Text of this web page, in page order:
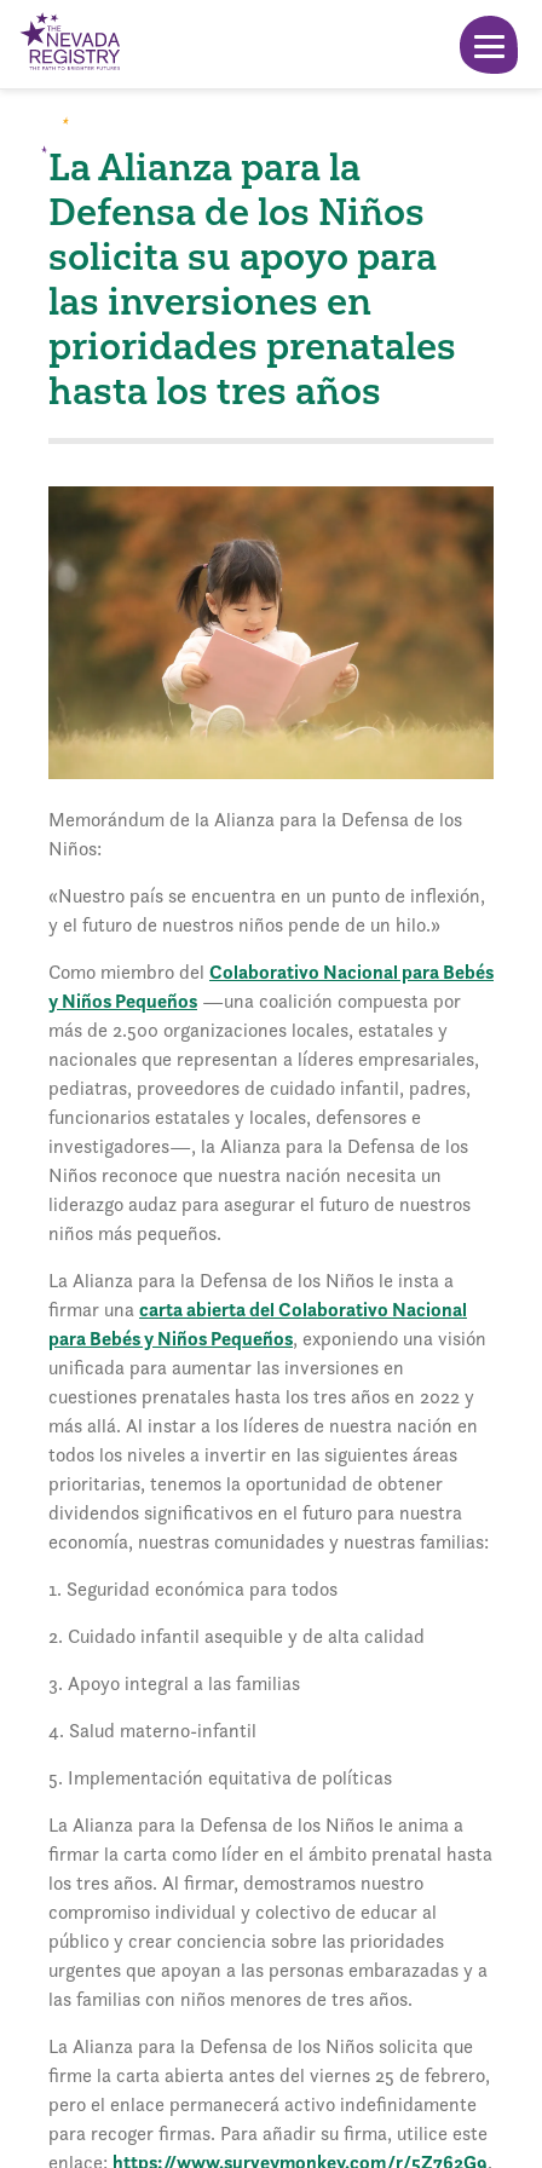
La Alianza para la
Defensa de los Niños
solicita su apoyo para
las inversiones en
prioridades prenatales
hasta los tres años
Memorándum de la Alianza para la Defensa de los
Niños:
«Nuestro país se encuentra en un punto de inflexión,
y el futuro de nuestros niños pende de un hilo.»
Como miembro del Colaborativo Nacional para Bebés
y Niños Pequeños —una coalición compuesta por
más de 2.500 organizaciones locales, estatales y
nacionales que representan a líderes empresariales,
pediatras, proveedores de cuidado infantil, padres,
funcionarios estatales y locales, defensores e
investigadores—, la Alianza para la Defensa de los
Niños reconoce que nuestra nación necesita un
liderazgo audaz para asegurar el futuro de nuestros
niños más pequeños.
La Alianza para la Defensa de los Niños le insta a
firmar unacarta abierta del Colaborativo Nacional
para Bebés y Niños Pequeños, exponiendo una visión
unificada para aumentar las inversiones en
cuestiones prenatales hasta los tres años en 2022 y
más allá. Al instar a los líderes de nuestra nación en
todos los niveles a invertir en las siguientes áreas
prioritarias, tenemos la oportunidad de obtener
dividendos significativos en el futuro para nuestra
economía, nuestras comunidades y nuestras familias:
1. Seguridad económica para todos
2. Cuidado infantil asequible y de alta calidad
3. Apoyo integral a las familias
4. Salud materno-infantil
5. Implementación equitativa de políticas
La Alianza para la Defensa de los Niños le anima a
firmar la carta como líder en el ámbito prenatal hasta
los tres años. Al firmar, demostramos nuestro
compromiso individual y colectivo de educar al
público y crear conciencia sobre las prioridades
urgentes que apoyan a las personas embarazadas y a
las familias con niños menores de tres años.
La Alianza para la Defensa de los Niños solicita que
firme la carta abierta antes del viernes 25 de febrero,
pero el enlace permanecerá activo indefinidamente
para recoger firmas. Para añadir su firma, utilice este
enlace: https://www.surveymonkey.com/r/5Z762G9.